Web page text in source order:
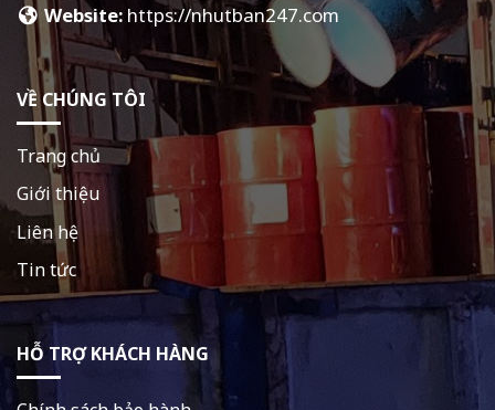
Website: https://nhutban247.com
VỀ CHÚNG TÔI
Trang chủ
Giới thiệu
Liên hệ
Tin tức
HỖ TRỢ KHÁCH HÀNG